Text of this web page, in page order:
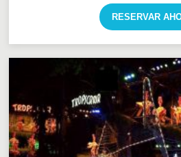
RESERVAR